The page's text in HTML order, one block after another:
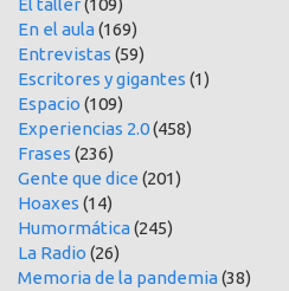
El taller(109)
En el aula(169)
Entrevistas (59)
Escritores y gigantes (1)
Espacio (109)
Experiencias 2.0(458)
Frases (236)
Gente que dice (201)
Hoaxes (14)
Humormática(245)
La Radio (26)
Memoria de la pandemia(38)